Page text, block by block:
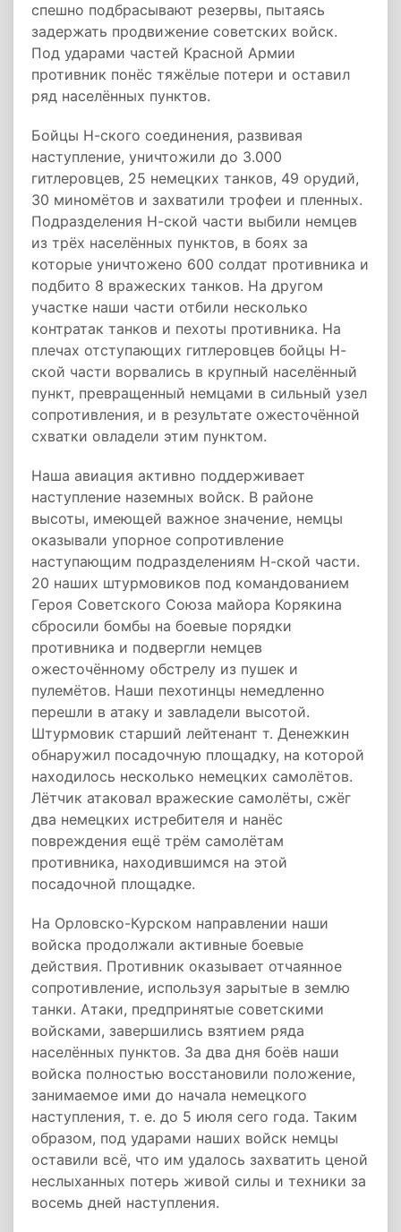
спешно подбрасывают резервы, пытаясь
задержать продвижение советских войск.
Под ударами частей Красной Армии
противник понёс тяжёлые потери и оставил
ряд населённых пунктов.
Бойцы Н-ского соединения, развивая
наступление, уничтожили до 3.000
гитлеровцев, 25 немецких танков, 49 орудий,
30 миномётов и захватили трофеи и пленных.
Подразделения Н-ской части выбили немцев
из трёх населённых пунктов, в боях за
которые уничтожено 600 солдат противника и
подбито 8 вражеских танков. На другом
участке наши части отбили несколько
контратак танков и пехоты противника. На
плечах отступающих гитлеровцев бойцы Н-
ской части ворвались в крупный населённый
пункт, превращенный немцами в сильный узел
сопротивления, и в результате ожесточённой
схватки овладели этим пунктом.
Наша авиация активно поддерживает
наступление наземных войск. В районе
высоты, имеющей важное значение, немцы
оказывали упорное сопротивление
наступающим подразделениям Н-ской части.
20 наших штурмовиков под командованием
Героя Советского Союза майора Корякина
сбросили бомбы на боевые порядки
противника и подвергли немцев
ожесточённому обстрелу из пушек и
пулемётов. Наши пехотинцы немедленно
перешли в атаку и завладели высотой.
Штурмовик старший лейтенант т. Денежкин
обнаружил посадочную площадку, на которой
находилось несколько немецких самолётов.
Лётчик атаковал вражеские самолёты, сжёг
два немецких истребителя и нанёс
повреждения ещё трём самолётам
противника, находившимся на этой
посадочной площадке.
На Орловско-Курском направлении наши
войска продолжали активные боевые
действия. Противник оказывает отчаянное
сопротивление, используя зарытые в землю
танки. Атаки, предпринятые советскими
войсками, завершились взятием ряда
населённых пунктов. За два дня боёв наши
войска полностью восстановили положение,
занимаемое ими до начала немецкого
наступления, т. е. до 5 июля сего года. Таким
образом, под ударами наших войск немцы
оставили всё, что им удалось захватить ценой
неслыханных потерь живой силы и техники за
восемь дней наступления.